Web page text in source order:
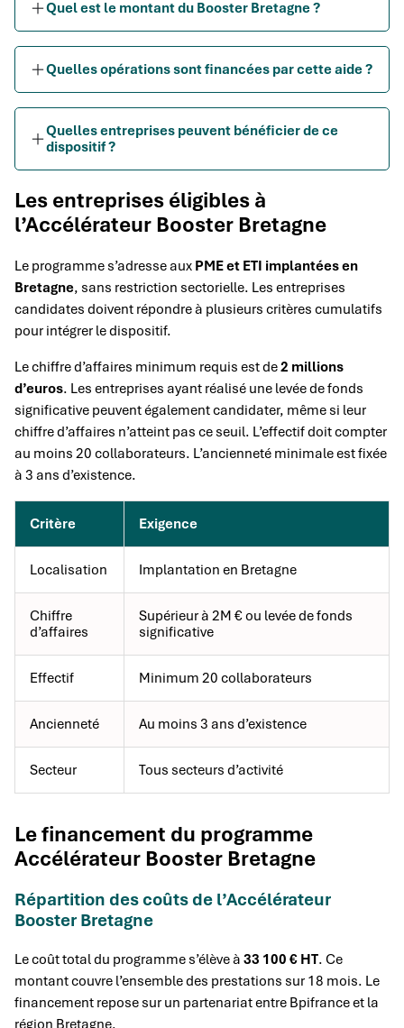
Quel est le montant du Booster Bretagne ?
Quelles opérations sont financées par cette aide ?
Quelles entreprises peuvent bénéficier de ce
dispositif ?
Les entreprises éligibles à
l’Accélérateur Booster Bretagne
Le programme s’adresse aux PME et ETI implantées en
Bretagne, sans restriction sectorielle. Les entreprises
candidates doivent répondre à plusieurs critères cumulatifs
pour intégrer le dispositif.
Le chiffre d’affaires minimum requis est de2 millions
d’euros. Les entreprises ayant réalisé une levée de fonds
significative peuvent également candidater, même si leur
chiffre d’affaires n’atteint pas ce seuil. L’effectif doit compter
au moins 20 collaborateurs. L’ancienneté minimale est fixée
à 3 ans d’existence.
Critère Exigence
Localisation Implantation en Bretagne
Chiffre
d’affaires
Supérieur à 2M € ou levée de fonds
significative
Effectif Minimum 20 collaborateurs
Ancienneté Au moins 3 ans d’existence
Secteur Tous secteurs d’activité
Le financement du programme
Accélérateur Booster Bretagne
Répartition des coûts de l’Accélérateur
Booster Bretagne
Le coût total du programme s’élève à 33 100 € HT. Ce
montant couvre l’ensemble des prestations sur 18 mois. Le
financement repose sur un partenariat entre Bpifrance et la